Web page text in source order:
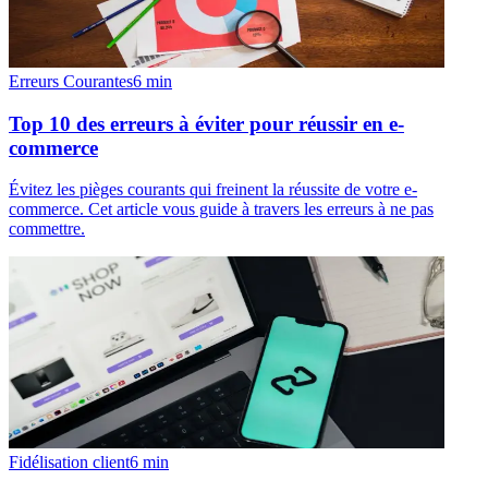
Erreurs Courantes6 min
Top 10 des erreurs à éviter pour réussir en e-
commerce
Évitez les pièges courants qui freinent la réussite de votre e-
commerce. Cet article vous guide à travers les erreurs à ne pas
commettre.
Fidélisation client6 min